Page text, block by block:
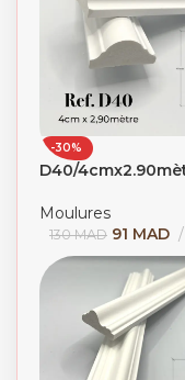
-30%
D40/
Moulures
130MAD 91 MAD